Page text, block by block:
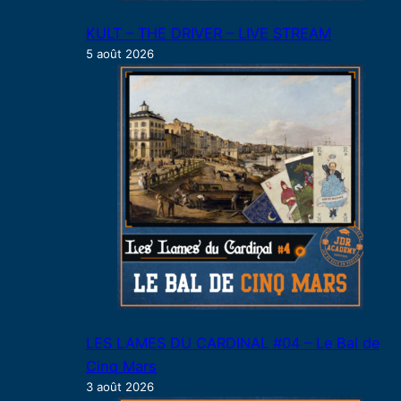
KULT – THE DRIVER – LIVE STREAM
5 août 2026
LES LAMES DU CARDINAL #04 – Le Bal de
Cinq Mars
3 août 2026